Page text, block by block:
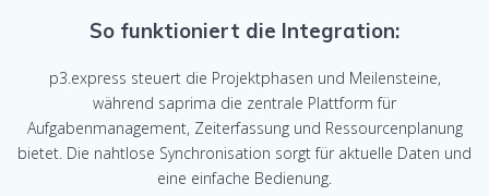
So funktioniert die Integration:
p3.express steuert die Projektphasen und Meilensteine,
während saprima die zentrale Plattform für
Aufgabenmanagement, Zeiterfassung und Ressourcenplanung
bietet. Die nahtlose Synchronisation sorgt für aktuelle Daten und
eine einfache Bedienung.